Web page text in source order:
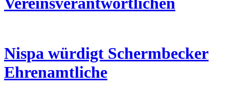
Nispa würdigt Schermbecker
Ehrenamtliche